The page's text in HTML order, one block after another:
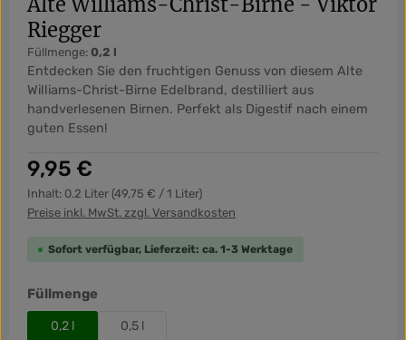
Alte Williams-Christ-Birne - Viktor
Riegger
Füllmenge: 0,2 l
Entdecken Sie den fruchtigen Genuss von diesem Alte
Williams-Christ-Birne Edelbrand, destilliert aus
handverlesenen Birnen. Perfekt als Digestif nach einem
guten Essen!
Regulärer Preis:
9,95 €
Inhalt: 0.2 Liter (49,75 € / 1 Liter)
Preise inkl. MwSt. zzgl. Versandkosten
Sofort verfügbar, Lieferzeit: ca. 1-3 Werktage
Füllmenge
0,2 l 0,5 l